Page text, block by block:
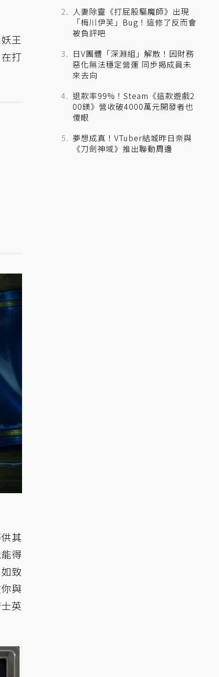
王
打
其
得
致
與
英
人妻除靈《打屁股驅魔師》出現
「梅川伊芙」Bug！這修了反而會
被負評吧
日V團體「深淵組」解散！因財務
惡化無法穩定營運 同步揭成員未
來去向
退款率99%！Steam《這款遊戲2
00鎂》營收破4000萬元開發者也
傻眼
夢想成真！VTuber結城昨日奈與
《刀劍神域》推出聯動周邊